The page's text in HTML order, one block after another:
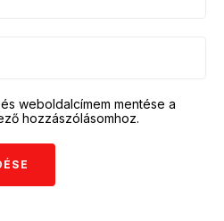
weboldalcímem mentése a
hozzászólásomhoz.